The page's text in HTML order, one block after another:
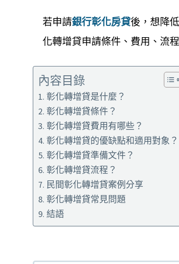
若申請銀行彰化房貸後，想降
化轉增貸申請條件、費用、流
內容目錄
彰化轉增貸是什麼？
彰化轉增貸條件？
彰化轉增貸費用有哪些？
彰化轉增貸的優缺點和適用對象？
彰化轉增貸準備文件？
彰化轉增貸流程？
民間彰化轉增貸案例分享
彰化轉增貸常見問題
結語